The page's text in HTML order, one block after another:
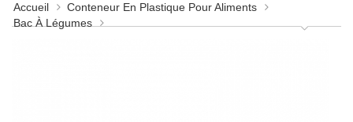
Accueil
Conteneur En Plastique Pour Aliments
Bac À Légumes